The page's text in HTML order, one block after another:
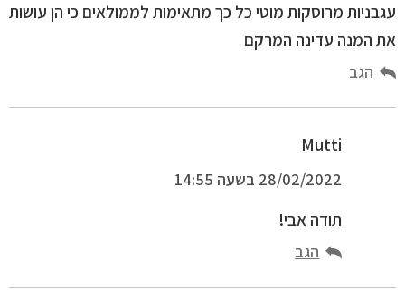
עגבניות מרוסקות מוטי כל כך מתאימות לממולאים כי הן עושות
את המנה עדינה המרקם
הגב
Mutti
28/02/2022 בשעה 14:55
תודה אבי!
הגב